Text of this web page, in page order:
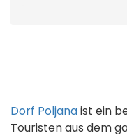
Dorf Poljanaist ein
Touristen aus dem